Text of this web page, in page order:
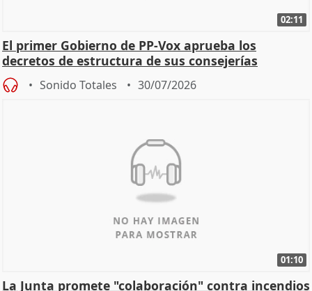
02:11
El primer Gobierno de PP-Vox aprueba los
decretos de estructura de sus consejerías
Sonido Totales 30/07/2026
01:10
La Junta promete "colaboración" contra incendios